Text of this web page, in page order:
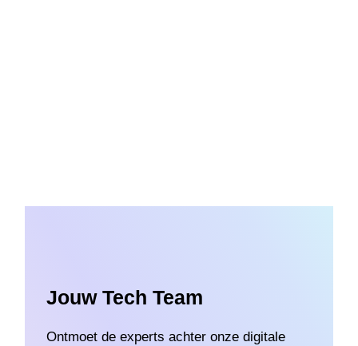
Jouw Tech Team
Ontmoet de experts achter onze digitale